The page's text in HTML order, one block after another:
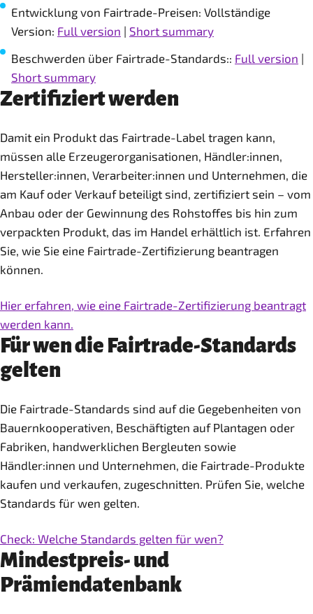
Entwicklung von Fairtrade-Preisen: Vollständige
Version: Full version | Short summary
Beschwerden über Fairtrade-Standards:: Full version |
Short summary
Zertifiziert werden
Damit ein Produkt das Fairtrade-Label tragen kann,
müssen alle Erzeugerorganisationen, Händler:innen,
Hersteller:innen, Verarbeiter:innen und Unternehmen, die
am Kauf oder Verkauf beteiligt sind, zertifiziert sein – vom
Anbau oder der Gewinnung des Rohstoffes bis hin zum
verpackten Produkt, das im Handel erhältlich ist. Erfahren
Sie, wie Sie eine Fairtrade-Zertifizierung beantragen
können.
Hier erfahren, wie eine Fairtrade-Zertifizierung beantragt
werden kann.
Für wen die Fairtrade-Standards
gelten
Die Fairtrade-Standards sind auf die Gegebenheiten von
Bauernkooperativen, Beschäftigten auf Plantagen oder
Fabriken, handwerklichen Bergleuten sowie
Händler:innen und Unternehmen, die Fairtrade-Produkte
kaufen und verkaufen, zugeschnitten. Prüfen Sie, welche
Standards für wen gelten.
Check: Welche Standards gelten für wen?
Mindestpreis- und
Prämiendatenbank